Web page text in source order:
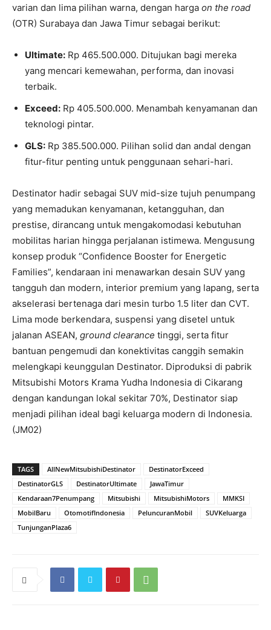
varian dan lima pilihan warna, dengan harga on the road
(OTR) Surabaya dan Jawa Timur sebagai berikut:
Ultimate: Rp 465.500.000. Ditujukan bagi mereka
yang mencari kemewahan, performa, dan inovasi
terbaik.
Exceed: Rp 405.500.000. Menambah kenyamanan dan
teknologi pintar.
GLS: Rp 385.500.000. Pilihan solid dan andal dengan
fitur-fitur penting untuk penggunaan sehari-hari.
Destinator hadir sebagai SUV mid-size tujuh penumpang
yang memadukan kenyamanan, ketangguhan, dan
prestise, dirancang untuk mengakomodasi kebutuhan
mobilitas harian hingga perjalanan istimewa. Mengusung
konsep produk “Confidence Booster for Energetic
Families”, kendaraan ini menawarkan desain SUV yang
tangguh dan modern, interior premium yang lapang, serta
akselerasi bertenaga dari mesin turbo 1.5 liter dan CVT.
Lima mode berkendara, suspensi yang disetel untuk
jalanan ASEAN, ground clearance tinggi, serta fitur
bantuan pengemudi dan konektivitas canggih semakin
melengkapi keunggulan Destinator. Diproduksi di pabrik
Mitsubishi Motors Krama Yudha Indonesia di Cikarang
dengan kandungan lokal sekitar 70%, Destinator siap
menjadi pilihan ideal bagi keluarga modern di Indonesia.
(JM02)
TAGS AllNewMitsubishiDestinator
DestinatorExceed
DestinatorGLS
DestinatorUltimate
JawaTimur
Kendaraan7Penumpang
Mitsubishi MitsubishiMotors
MMKSI
MobilBaru
OtomotifIndonesia PeluncuranMobil
SUVKeluarga
TunjunganPlaza6